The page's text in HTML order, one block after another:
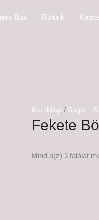
Box Rólunk
Kezdőlap / Bögre -
Fekete
Mind a(z) 3 találat